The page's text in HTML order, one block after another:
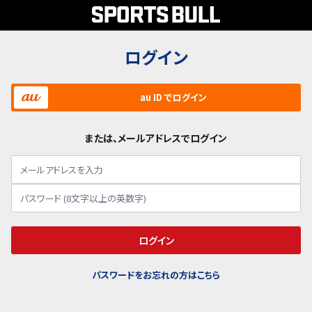
ログイン
au ID でログイン
または、メールアドレスでログイン
ログイン
パスワードをお忘れの方はこちら